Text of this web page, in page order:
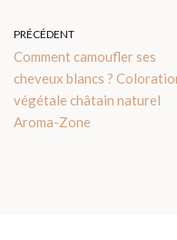
PRÉCÉDENT
Comment camoufler ses
cheveux blancs ?
végétale châtain naturel
Aroma-Zone